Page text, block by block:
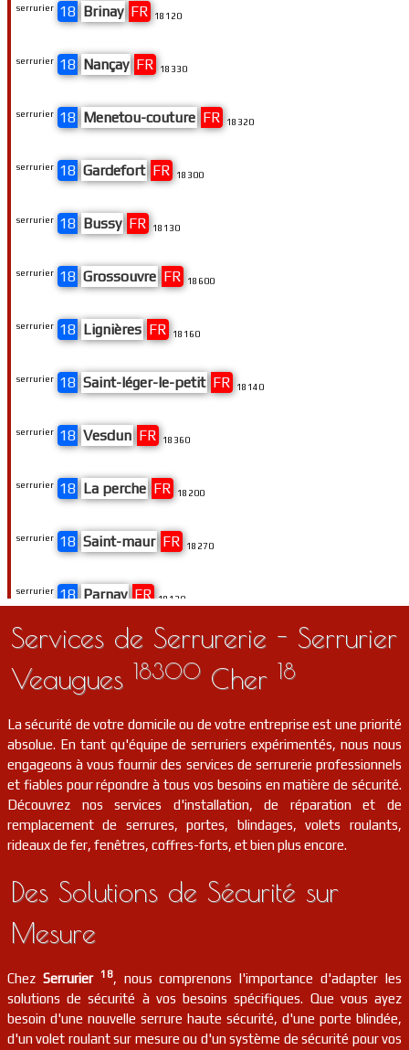
serrurier 18 Givardon FR 18600
Ennordres
serrurier 18 Osmoy FR 18390
serrurier 18 Le pondy FR
18 La chapelle-montlinard
serrurier 18 Sancergues FR 18140
serrurier 18 Parnay FR 18130
serrurier 18 Saint-maur FR 18270
serrurier 18 La perche FR 18200
serrurier 18 Vesdun FR 18360
serrurier 18 Saint-léger-le-petit FR 18140
serrurier 18 Lignières FR 18160
serrurier 18 Grossouvre FR 18600
serrurier 18 Bussy FR 18130
serrurier 18 Gardefort FR 18300
serrurier 18 Menetou-couture FR 18320
serrurier 18 Nançay FR 18330
serrurier 18 Brinay FR 18120
Services de Serrurerie - Serrurier
Veaugues 18300 Cher 18
La sécurité de votre domicile ou de votre entreprise est une priorité
absolue. En tant qu'équipe de serruriers expérimentés, nous nous
engageons à vous fournir des services de serrurerie professionnels
et fiables pour répondre à tous vos besoins en matière de sécurité.
Découvrez nos services d'installation, de réparation et de
remplacement de serrures, portes, blindages, volets roulants,
rideaux de fer, fenêtres, coffres-forts, et bien plus encore.
Des Solutions de Sécurité sur
Mesure
Chez Serrurier 18, nous comprenons l'importance d'adapter les
solutions de sécurité à vos besoins spécifiques. Que vous ayez
besoin d'une nouvelle serrure haute sécurité, d'une porte blindée,
d'un volet roulant sur mesure ou d'un système de sécurité pour vos